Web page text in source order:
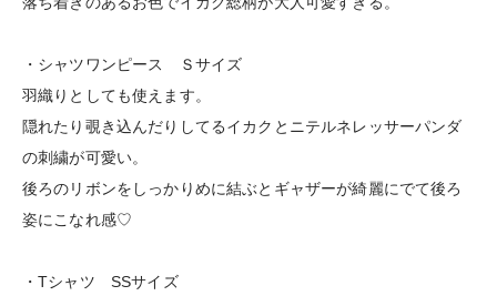
・シャツワンピース Ｓサイズ
羽織りとしても使えます。
隠れたり覗き込んだりしてるイカクとニテルネレッサーパンダ
の刺繍が可愛い。
後ろのリボンをしっかりめに結ぶとギャザーが綺麗にでて後ろ
姿にこなれ感♡
・Tシャツ SSサイズ